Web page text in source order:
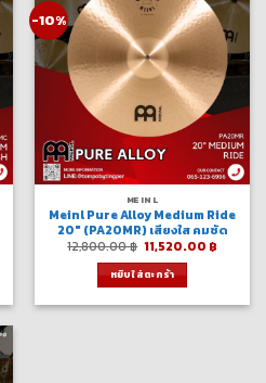
-10%
MEINL
Meinl Pure Alloy Medium Ride
20″ (PA20MR) เสียงใส คมชัด
12,800.00฿ Original
price
was:
12,800.00 ฿.
11,520.00 ฿
หยิบใส่ตะกร้า